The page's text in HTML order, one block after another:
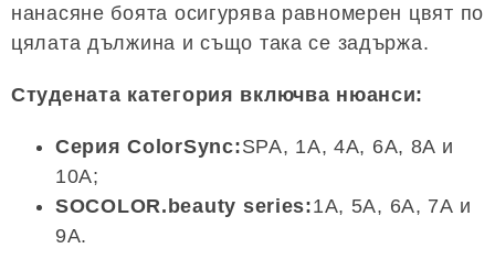
нанасяне боята осигурява равномерен цвят по
цялата дължина и също така се задържа.
Студената категория включва нюанси:
Серия ColorSync:SPA, 1A, 4A, 6A, 8A и
10A;
SOCOLOR.beauty series:1A, 5A, 6A, 7A и
9A.